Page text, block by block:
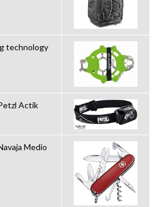
technology
Actik
Medio